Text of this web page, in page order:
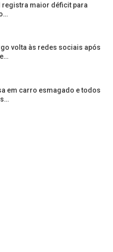
registra maior déficit para
volta às redes sociais após
em carro esmagado e todos